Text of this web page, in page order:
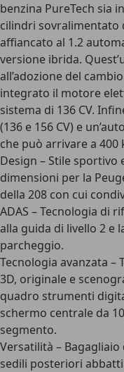
benzina PureTech sia
cilindri sovralimentato
affiancato al 1.2
versione ibrida.
all’adozione del
integrato il motore
sistema di 136 CV.
(136 e 156 CV) e
che può arrivare a 400
Design – Stile
dimensioni per la
della 208 con cui
ADAS – Tecnologia di
alla guida di livello 2 e
parcheggio.
Tecnologia avanzata –
3D, originale e
quadro strumenti
schermo centrale da
segmento.
Versatilità – Bagagliaio
sedili posteriori